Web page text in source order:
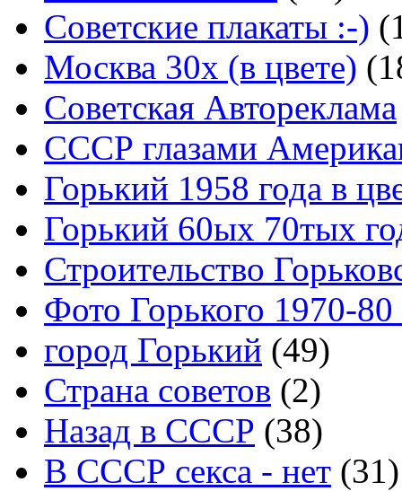
Советские плакаты :-)
Москва 30x (в цвете)
Советская Автореклама
СССР глазами
Горький 1958 года в
Горький 60ых 70тых
Строительство
Фото Горького 1970-80
город Горький (49)
Страна советов (2)
Назад в СССР (38)
В СССР секса - нет (31)